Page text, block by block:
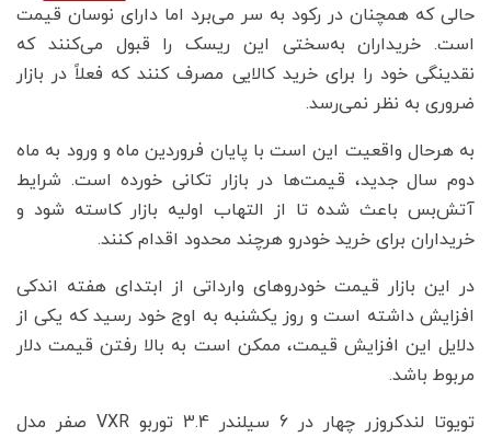
حالی که همچنان در رکود به سر می‌برد اما دارای نوسان قیمت
است. خریداران به‌سختی این ریسک را قبول می‌کنند که
نقدینگی خود را برای خرید کالایی مصرف کنند که فعلاً در بازار
ضروری به نظر نمی‌رسد.
به هرحال واقعیت این است با پایان فروردین ماه و ورود به ماه
دوم سال جدید، قیمت‌ها در بازار تکانی خورده است. شرایط
آتش‌بس باعث شده تا از التهاب اولیه بازار کاسته شود و
خریداران برای خرید خودرو هرچند محدود اقدام کنند.
در این بازار قیمت خودروهای وارداتی از ابتدای هفته اندکی
افزایش داشته است و روز یکشنبه به اوج خود رسید که یکی از
دلایل این افزایش قیمت، ممکن است به بالا رفتن قیمت دلار
مربوط باشد.
تویوتا لندکروزر چهار در 6 سیلندر 3.4 توربو VXR صفر مدل